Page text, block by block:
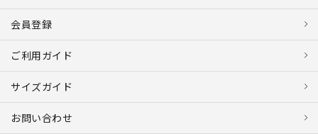
会員登録
ご利用ガイド
サイズガイド
お問い合わせ